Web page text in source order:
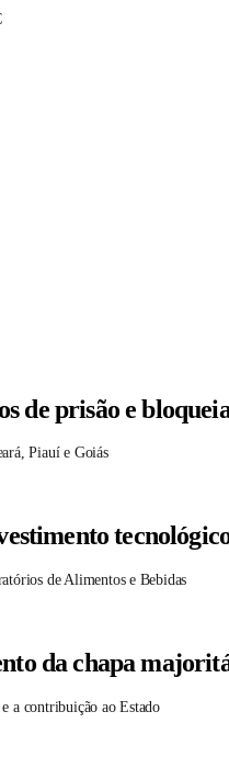
de prisão e
Piauí e Goiás
de Alimentos e Bebidas
da chapa
a contribuição ao Estado